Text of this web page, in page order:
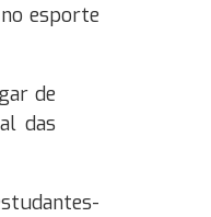
esporte
de
das